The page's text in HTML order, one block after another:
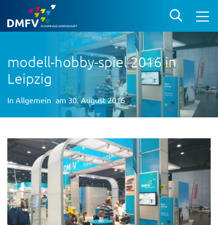
modell-hobby-spiel 2016 in
Leipzig
In Allgemein am 30. August 2016